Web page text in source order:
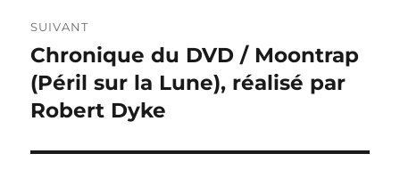
SUIVANT
Publication
suivante :
Chronique du DVD / Moontrap
(Péril sur la Lune), réalisé par
Robert Dyke